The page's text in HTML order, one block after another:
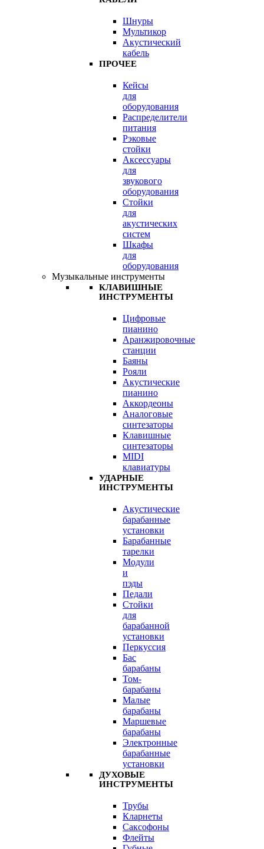
Шнуры
Мультикор
Акустический
кабель
ПРОЧЕЕ
Кейсы
для
оборудования
Распределители
питания
Рэковые
стойки
Аксессуары
для
звукового
оборудования
Стойки
для
акустических
систем
Шкафы
для
оборудования
Музыкальные инструменты
КЛАВИШНЫЕ
ИНСТРУМЕНТЫ
Цифровые
пианино
Аранжировочные
станции
Баяны
Рояли
Акустические
пианино
Аккордеоны
Аналоговые
синтезаторы
Клавишные
синтезаторы
MIDI
клавиатуры
УДАРНЫЕ
ИНСТРУМЕНТЫ
Акустические
барабанные
установки
Барабанные
тарелки
Модули
и
пэды
Педали
Стойки
для
барабанной
установки
Перкуссия
Бас
барабаны
Том-
барабаны
Малые
барабаны
Маршевые
барабаны
Электронные
барабанные
установки
ДУХОВЫЕ
ИНСТРУМЕНТЫ
Трубы
Кларнеты
Саксофоны
Флейты